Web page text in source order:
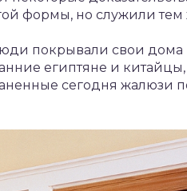
формы, но служили тем
покрывали свои дома
египтяне и
сегодня жалюзи